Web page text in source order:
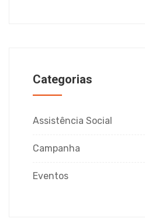
Categorias
Assistência Social
Campanha
Eventos